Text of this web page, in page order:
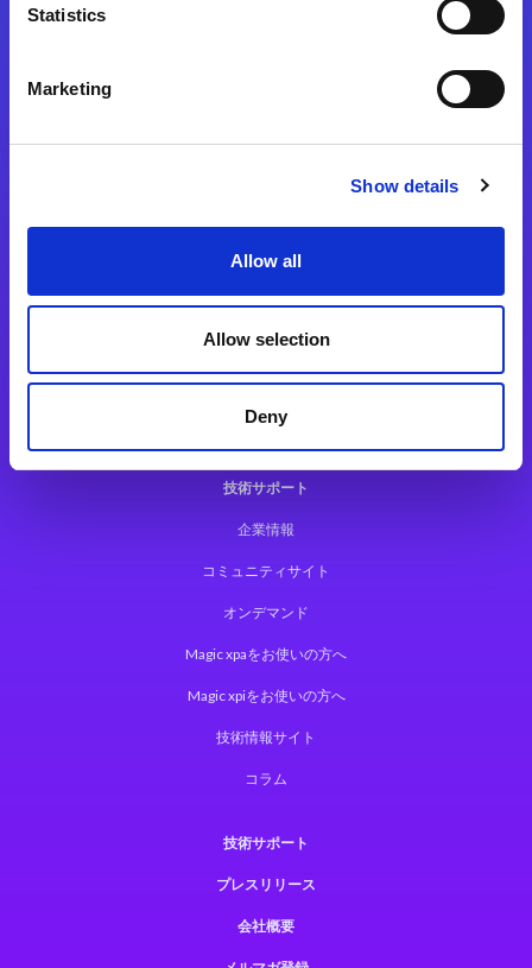
Statistics
Marketing
Show details
Allow all
Allow selection
Deny
Magic xpa関連ソフトウェア
Magic xpi
Magic xpi製品詳細
Magic xpi購入後手続きのご案内
Magic xpi Cloud Gateway
技術サポート
企業情報
コミュニティサイト
オンデマンド
Magic xpaをお使いの方へ
Magic xpiをお使いの方へ
技術情報サイト
コラム
技術サポート
プレスリリース
会社概要